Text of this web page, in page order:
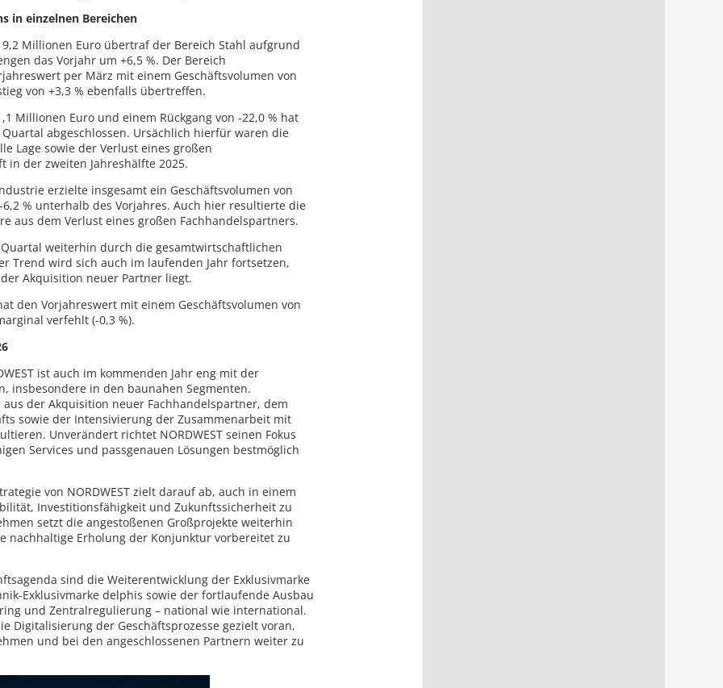
in einzelnen Bereichen
Millionen Euro übertraf der Bereich Stahl aufgrund
das Vorjahr um +6,5 %. Der Bereich
per März mit einem Geschäftsvolumen von
von +3,3 % ebenfalls übertreffen.
Millionen Euro und einem Rückgang von -22,0 % hat
Quartal abgeschlossen. Ursächlich hierfür waren die
Lage sowie der Verlust eines großen
in der zweiten Jahreshälfte 2025.
erzielte insgesamt ein Geschäftsvolumen von
6,2 % unterhalb des Vorjahres. Auch hier resultierte die
aus dem Verlust eines großen Fachhandelspartners.
Quartal weiterhin durch die gesamtwirtschaftlichen
Trend wird sich auch im laufenden Jahr fortsetzen,
der Akquisition neuer Partner liegt.
den Vorjahreswert mit einem Geschäftsvolumen von
verfehlt (-0,3 %).
ist auch im kommenden Jahr eng mit der
insbesondere in den baunahen Segmenten.
aus der Akquisition neuer Fachhandelspartner, dem
sowie der Intensivierung der Zusammenarbeit mit
Unverändert richtet NORDWEST seinen Fokus
Services und passgenauen Lösungen bestmöglich
von NORDWEST zielt darauf ab, auch in einem
Investitionsfähigkeit und Zukunftssicherheit zu
setzt die angestoßenen Großprojekte weiterhin
nachhaltige Erholung der Konjunktur vorbereitet zu
sind die Weiterentwicklung der Exklusivmarke
Exklusivmarke delphis sowie der fortlaufende Ausbau
und Zentralregulierung – national wie international.
Digitalisierung der Geschäftsprozesse gezielt voran,
und bei den angeschlossenen Partnern weiter zu